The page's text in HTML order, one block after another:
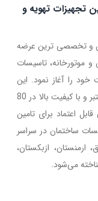
تجهیزات تهویه و
۱۳۸۳ به‌عنوان اولین و تخصصی ترین عرضه
موتورخانه، تاسیسات
خود را آغاز نمود. این
مجموعه کامل و تخصصی با ارائه محصولات معتبر و با کیفیت بالا در 80
اعتماد برای تامین
ساختمان در سراسر
ارمنستان، ازبکستان،
می‌شود.